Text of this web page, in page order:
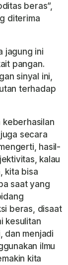
beras”,
diterima
jagung ini
pangan.
sinyal ini,
terhadap
keberhasilan
secara
hasil-
kalau
kita bisa
saat yang
beras, disaat
kesulitan
dan menjadi
ilmu
kita